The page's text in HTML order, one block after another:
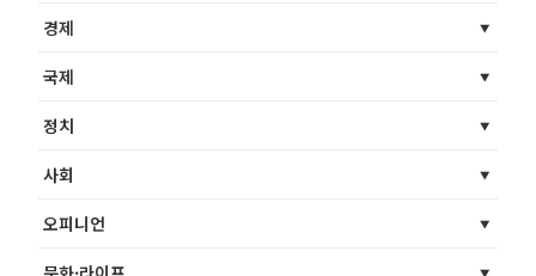
경제
국제
정치
사회
오피니언